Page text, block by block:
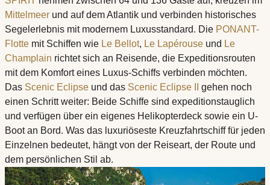
Mittelmeer und auf dem Atlantik und verbinden historisches
Segelerlebnis mit modernem Luxusstandard. Die PONANT-
Flotte mit Schiffen wie Le Bellot, Le Lapérouse und Le
Champlain richtet sich an Reisende, die Expeditionsrouten
mit dem Komfort eines Luxus-Schiffs verbinden möchten.
Das Scenic Eclipse und das Scenic Eclipse II
gehen noch
einen Schritt weiter: Beide Schiffe sind expeditionstauglich
und verfügen über ein eigenes Helikopterdeck sowie ein U-
Boot an Bord. Was das luxuriöseste Kreuzfahrtschiff für jeden
Einzelnen bedeutet, hängt von der Reiseart, der Route und
dem persönlichen Stil ab.